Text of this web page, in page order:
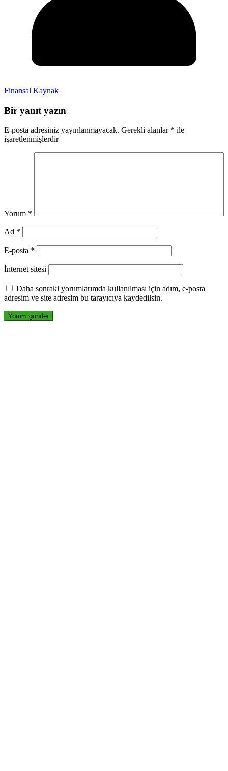
Finansal Kaynak
Bir yanıt yazın
E-posta adresiniz yayınlanmayacak. Gerekli alanlar * ile
işaretlenmişlerdir
Yorum *
Ad *
E-posta *
İnternet sitesi
Daha sonraki yorumlarımda kullanılması için adım, e-posta
adresim ve site adresim bu tarayıcıya kaydedilsin.